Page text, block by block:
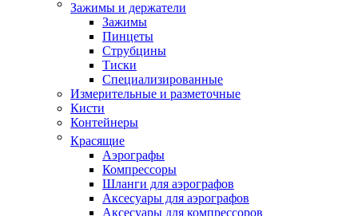
Зажимы и держатели
Зажимы
Пинцеты
Струбцины
Тиски
Специализированные
Измерительные и разметочные
Кисти
Контейнеры
Красящие
Аэрографы
Компрессоры
Шланги для аэрографов
Аксесуары для аэрографов
Аксесуары для компрессоров